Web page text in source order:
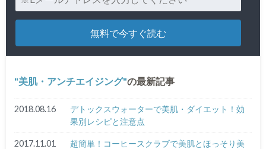
美肌・アンチエイジング の最新記事
2018.08.16
デトックスウォーターで美肌・ダイエット！効
果別レシピと注意点
2017.11.01
超簡単！コーヒースクラブで美肌とほっそり美